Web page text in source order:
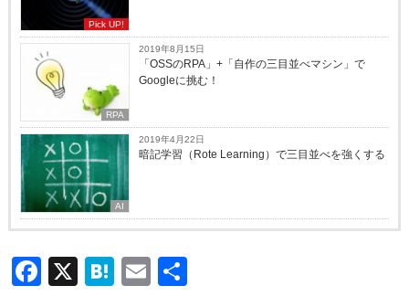
Pick UP!
RPA
2019年8月15日
「OSSのRPA」+「自作の三目並べマシン」で
Googleに挑む！
AI
2019年4月22日
暗記学習（Rote Learning）で三目並べを強くする
F
X
H
E